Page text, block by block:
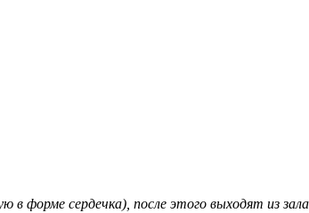
в форме сердечка), после этого выходят из зала